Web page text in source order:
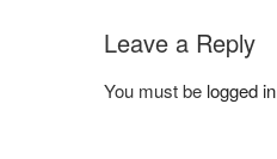
Leave a Reply
You must be logged in